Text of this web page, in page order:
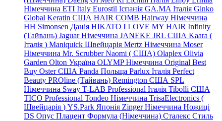
Німеччина ETI Italy Eurostil Іспанія GA.MA Італія Ginko
Global Keratin США HAIR COMB Hairway Німеччина
HH Simonsen Данія HIKATO I LOVE MY HAIR Infinity
(Тайвань) Jaguar Німеччина JANEKE JRL США Kaara (
Італія ) Maniquick Швейцарія Mertz Німеччина Moser
Німеччина Mr. Scrubber Naomi ( США) Olaplex Olivia
Garden Olton Україна OLYMP Німеччина Original Best
Buy Oster США Panda Польща Parlux Італія Perfect
Beauty PROline (Тайвань) Remington США SPL
Німеччина Sway T-LAB Professional Італія Tibolli США
TICO Professional Tondeo Німеччина TrisaElectronics (
Швейцарія ) YS.Park Японія Zinger Німеччина Ножиці
DS Опус Плацент Формула (Німеччина) Сталекс Стиль